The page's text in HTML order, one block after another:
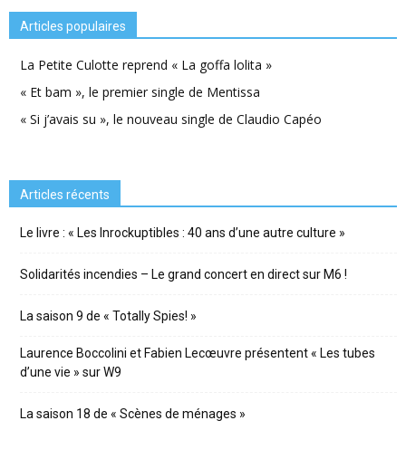
Articles populaires
La Petite Culotte reprend « La goffa lolita »
« Et bam », le premier single de Mentissa
« Si j’avais su », le nouveau single de Claudio Capéo
Articles récents
Le livre : « Les Inrockuptibles : 40 ans d’une autre culture »
Solidarités incendies – Le grand concert en direct sur M6 !
La saison 9 de « Totally Spies! »
Laurence Boccolini et Fabien Lecœuvre présentent « Les tubes
d’une vie » sur W9
La saison 18 de « Scènes de ménages »